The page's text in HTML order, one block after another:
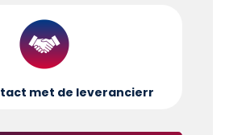
met de leverancierr